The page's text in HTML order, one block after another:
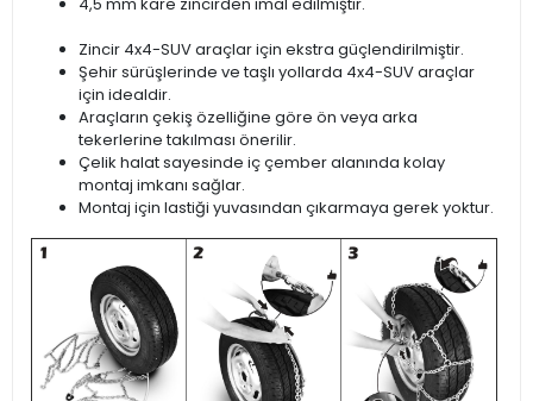
4,5 mm kare zincirden imal edilmiştir.
Zincir 4x4-SUV araçlar için ekstra güçlendirilmiştir.
Şehir sürüşlerinde ve taşlı yollarda 4x4-SUV araçlar
için idealdir.
Araçların çekiş özelliğine göre ön veya arka
tekerlerine takılması önerilir.
Çelik halat sayesinde iç çember alanında kolay
montaj imkanı sağlar.
Montaj için lastiği yuvasından çıkarmaya gerek yoktur.